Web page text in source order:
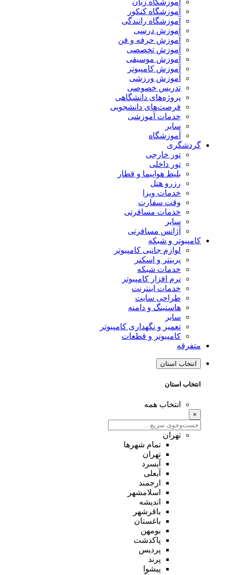
آموزشگاه زبان
آموزشگاه کنکور
آموزشگاه رانندگی
آموزش درسی
آموزش حرفه و فن
آموزش تخصصی
آموزش موسیقی
آموزش کامپیوتر
آموزش ورزشی
تدریس خصوصی
پروژه‌های دانشگاهی
فرصت‌های دانشجویی
خدمات آموزشی
سایر
آموزشگاه
گردشگری
تور خارجی
تور داخلی
بلیط هواپیما و قطار
رزرو هتل
خدمات ویزا
وقت سفارت
خدمات مسافرتی
سایر
آژانس مسافرتی
کامپیوتر و شبکه
لوازم جانبی کامپیوتر
پرینتر و اسکنر
خدمات شبکه
نرم افزار کامپیوتر
خدمات اینترنت
طراحی سایت
هاستینگ و دامنه
سایر
تعمیر و نگهداری کامپیوتر
کامپیوتر و قطعات
متفرقه
انتخاب استان
انتخاب استان
انتخاب همه
×
تهران
تمام شهر‌ها
تهران
آبسرد
آبعلی
ارجمند
اسلامشهر
اندیشه
باقرشهر
باغستان
بومهن
پاکدشت
پردیس
پرند
پیشوا